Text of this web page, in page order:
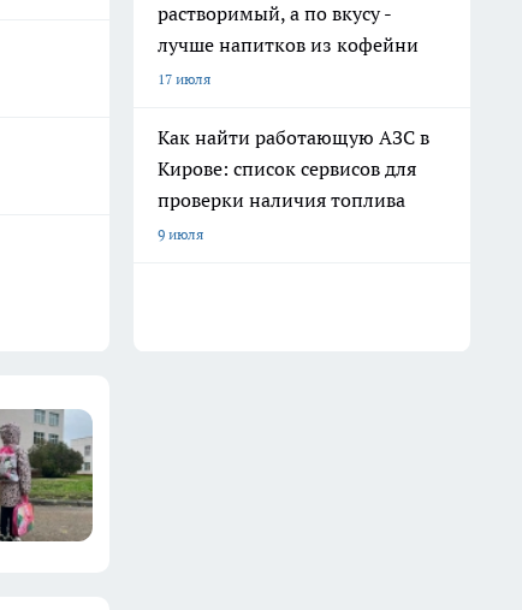
растворимый, а по вкусу -
лучше напитков из кофейни
17 июля
Как найти работающую АЗС в
Кирове: список сервисов для
проверки наличия топлива
9 июля